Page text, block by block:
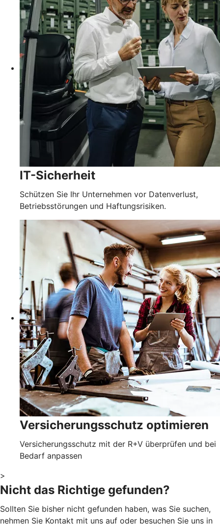
IT-Sicherheit
Schützen Sie Ihr Unternehmen vor Datenverlust,
Betriebsstörungen und Haftungsrisiken.
Versicherungsschutz optimieren
Versicherungsschutz mit der R+V überprüfen und bei
Bedarf anpassen
>
Nicht das Richtige gefunden?
Sollten Sie bisher nicht gefunden haben, was Sie suchen,
nehmen Sie Kontakt mit uns auf oder besuchen Sie uns in